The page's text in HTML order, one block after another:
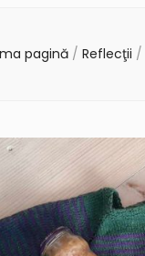
pagină / Reflecţii /